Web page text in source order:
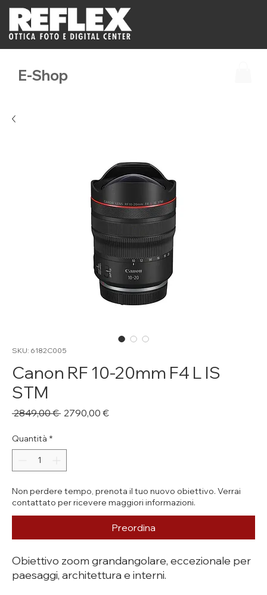
SKU: 6182C005
Canon RF 10-20mm F4 L IS
STM
2849,00 € Prezzo
2790,00 €Prezzo
Quantità *
Non perdere tempo, prenota il tuo nuovo obiettivo. Verrai
contattato per ricevere maggiori informazioni.
Preordina
Obiettivo zoom grandangolare, eccezionale per
paesaggi, architettura e interni.
E-Shop